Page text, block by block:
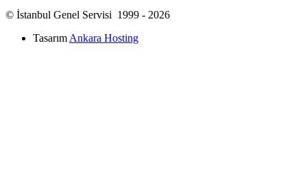
© İstanbul Genel Servisi 1999 - 2026
Tasarım Ankara Hosting